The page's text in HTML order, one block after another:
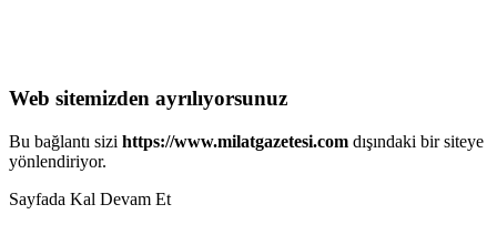
Web sitemizden ayrılıyorsunuz
Bu bağlantı sizi https://www.milatgazetesi.com dışındaki bir siteye
yönlendiriyor.
Sayfada Kal Devam Et